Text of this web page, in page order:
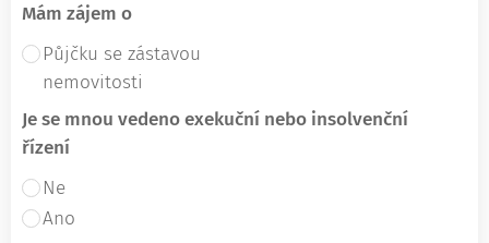
Mám zájem o
Půjčku se zástavou
nemovitosti
Je se mnou vedeno exekuční nebo insolvenční
řízení
Ne
Ano